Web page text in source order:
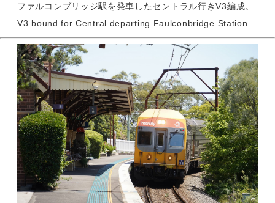
ファルコンブリッジ駅を発車したセントラル行きV3編成。
V3 bound for Central departing Faulconbridge Station.